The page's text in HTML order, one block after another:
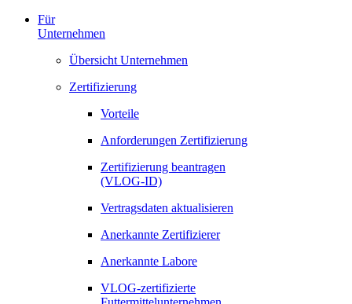
Für
Unternehmen
Übersicht Unternehmen
Zertifizierung
Vorteile
Anforderungen Zertifizierung
Zertifizierung beantragen
(VLOG-ID)
Vertragsdaten aktualisieren
Anerkannte Zertifizierer
Anerkannte Labore
VLOG-zertifizierte